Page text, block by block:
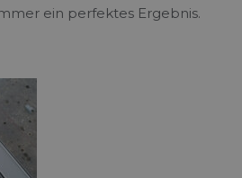
ein perfektes Ergebnis.